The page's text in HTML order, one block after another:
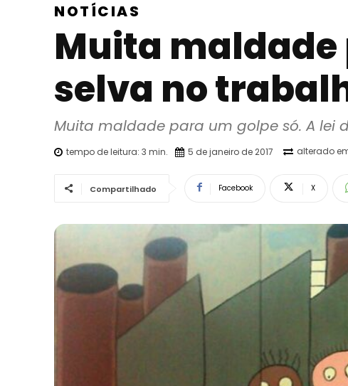
NOTÍCIAS
Muita maldade
selva no
Muita maldade para um golpe só. A lei
tempo de leitura: 3 min. 5 de janeiro de 2017 alterado
Compartilhado Facebook X